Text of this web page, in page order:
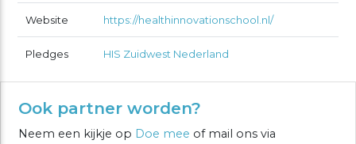
Website https://healthinnovationschool.nl/
Pledges HIS Zuidwest Nederland
Ook partner worden?
Neem een kijkje op Doe mee of mail ons via